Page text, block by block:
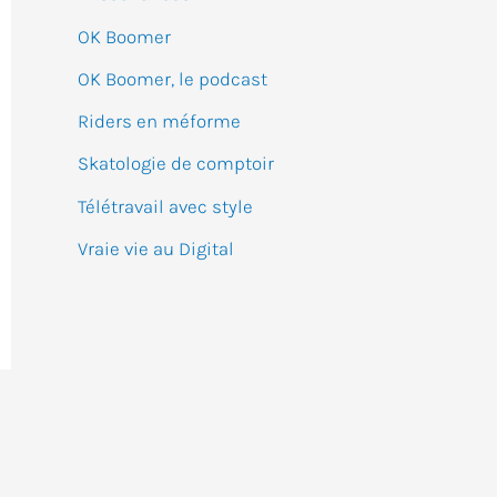
OK Boomer
OK Boomer, le podcast
Riders en méforme
Skatologie de comptoir
Télétravail avec style
Vraie vie au Digital